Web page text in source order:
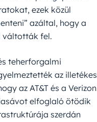
ezek közül
azáltal, hogy a
váltották fel.
teherforgalmi
az illetékes
az AT&T és a Verizon
elfoglaló ötödik
szerdán